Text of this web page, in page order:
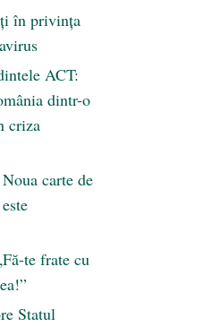
în privința
ACT:
dintr-o
criza
carte de
te frate cu
Statul